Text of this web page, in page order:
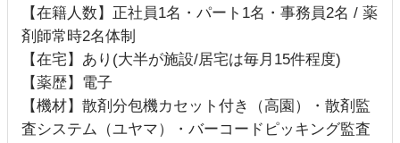
【在籍人数】正社員1名・パート1名・事務員2名 / 薬
剤師常時2名体制
【在宅】あり(大半が施設/居宅は毎月15件程度)
【薬歴】電子
【機材】散剤分包機カセット付き（高園）・散剤監
査システム（ユヤマ）・バーコードピッキング監査